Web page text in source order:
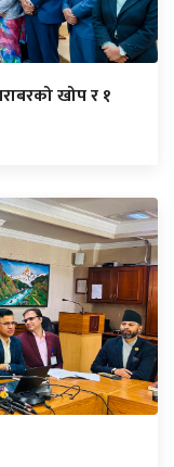
खोप र १